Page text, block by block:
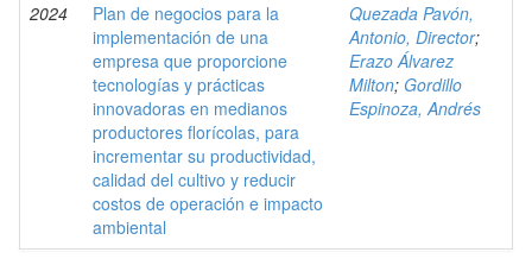
2024
Plan de negocios para la
implementación de una
empresa que proporcione
tecnologías y prácticas
innovadoras en medianos
productores florícolas, para
incrementar su productividad,
calidad del cultivo y reducir
costos de operación e impacto
ambiental
Quezada Pavón,
Antonio, Director;
Erazo Álvarez
Milton; Gordillo
Espinoza, Andrés